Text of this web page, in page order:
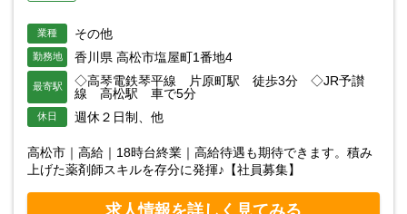
業種 その他
勤務地 香川県 高松市塩屋町1番地4
最寄駅
◇高琴電鉄琴平線 片原町駅 徒歩3分 ◇JR予讃
線 高松駅 車で5分
休日 週休２日制、他
高松市｜高給｜18時台終業｜高給待遇も期待できます。積み
上げた薬剤師スキルを存分に発揮♪【社員募集】
求人情報を詳しく見てみる